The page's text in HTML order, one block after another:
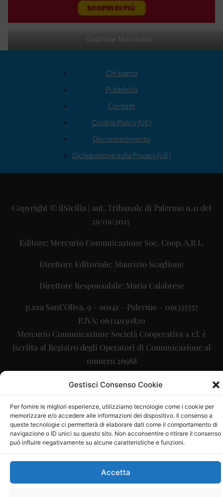
Gestisci Consenso Cookie
Per fornire le migliori esperienze, utilizziamo tecnologie come i cookie per
memorizzare e/o accedere alle informazioni del dispositivo. Il consenso a
queste tecnologie ci permetterà di elaborare dati come il comportamento di
navigazione o ID unici su questo sito. Non acconsentire o ritirare il consenso
può influire negativamente su alcune caratteristiche e funzioni.
Accetta
Gabriele Marchese
Chi siamo
Pubblicità
Contatti
Cookie Policy (UE)
Disconoscimento
Dichiarazione sulla Privacy (UE)
Copyright © ilSicilia | aut. Tribunale di Palermo n.11 del
29/09/2015
Editore: Mercurio Comunicazione Soc. Coop. A.R.L.
Direttore Editoriale: Maurizio Scaglione
Direttore Responsabile: Maria Calabrese
p.zza Sant’Oliva, 9 – 90141 – Palermo – 091335557
P.IVA: 06334930820
Mercurio Comunicazione Società Cooperativa a r.l. è
iscritta al Registro degli Operatori di Comunicazione al
numero 26988
Sito gestito daLa Digitale srl– info@ladigitale.it